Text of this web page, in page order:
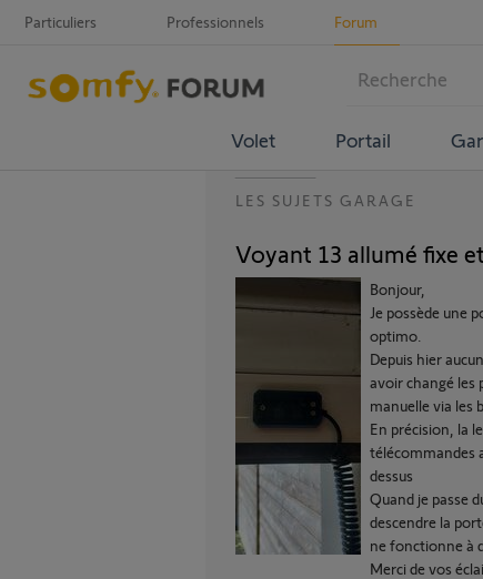
Particuliers Professionnels Forum
Volet Portail
LES SUJETS GARAGE
Voyant 13 allumé fixe
Bonjour,
Je possède une
optimo.
Depuis hier
avoir changé les
manuelle via les
En précision, la
télécommandes
dessus
Quand je passe
descendre la
ne fonctionne à
Merci de vos